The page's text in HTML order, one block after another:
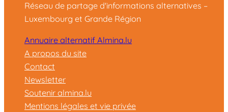
Réseau de partage d'informations alternatives –
Luxembourg et Grande Région
Annuaire alternatif Almina.lu
A propos du site
Contact
Newsletter
Soutenir almina.lu
Mentions légales et vie privée